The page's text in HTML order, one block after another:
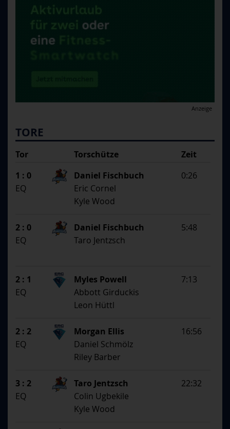
Anzeige
TORE
Tor Zeit
Torschütze
1. Assistent
2. Assistent
SS
1 : 0 0:26
Daniel Fischbuch
Eric Cornel
Kyle Wood
EQ
2 : 0 5:48
Daniel Fischbuch
Taro Jentzsch
EQ
2 : 1 7:13
Myles Powell
Abbott Girduckis
Leon Hüttl
EQ
2 : 2 16:56
Morgan Ellis
Daniel Schmölz
Riley Barber
EQ
3 : 2 22:32
Taro Jentzsch
Colin Ugbekile
Kyle Wood
EQ